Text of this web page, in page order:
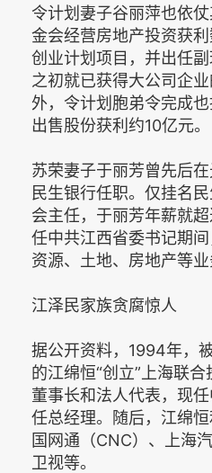
令计划妻子谷丽萍也依
金会经营房地产投资获
创业计划项目，并出任
之初就已获得大公司企
外，令计划胞弟令完成
出售股份获利约10亿元。
苏荣妻子于丽芳曾先后
民生银行任职。仅挂名
会主任，于丽芳年薪就
任中共江西省委书记期
资源、土地、房地产等业
江泽民家族贪腐惊人
据公开资料，1994年，
的江绵恒“创立”上海联
董事长和法人代表，现
任总经理。随后，江绵
国网通（CNC）、上海
卫视等。